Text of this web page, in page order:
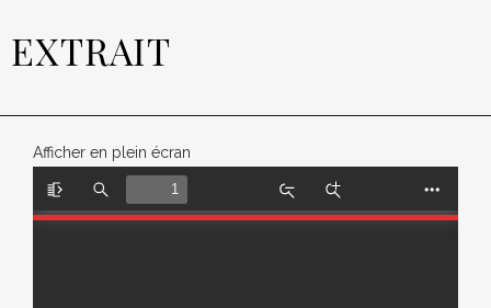
EXTRAIT
Afficher en plein écran